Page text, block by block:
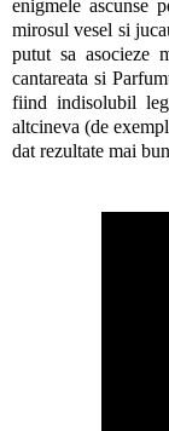
enigmele ascunse
mirosul vesel si
putut sa asocieze
cantareata si
fiind indisolubil
altcineva (de
dat rezultate mai